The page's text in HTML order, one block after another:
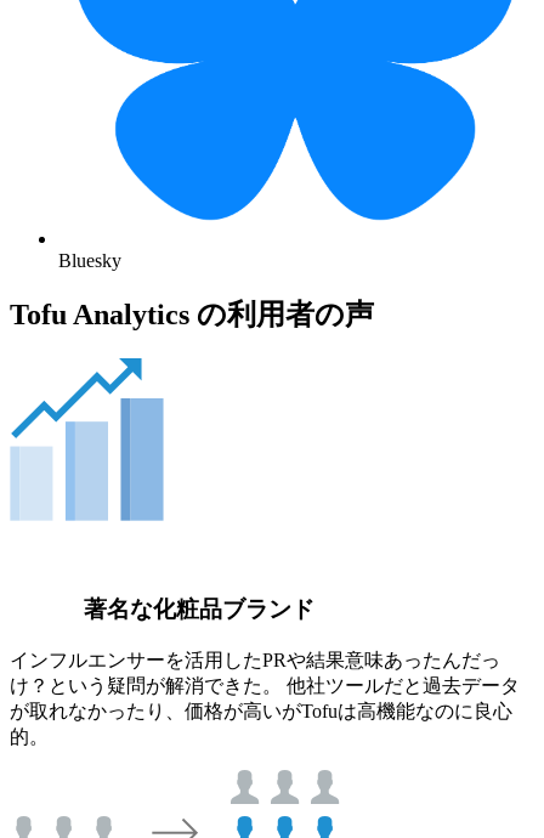
Bluesky
Tofu Analytics の利用者の声
著名な化粧品ブランド
インフルエンサーを活用したPRや結果意味あったんだっ
け？という疑問が解消できた。 他社ツールだと過去データ
が取れなかったり、価格が高いがTofuは高機能なのに良心
的。